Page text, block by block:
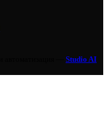
Studio AI